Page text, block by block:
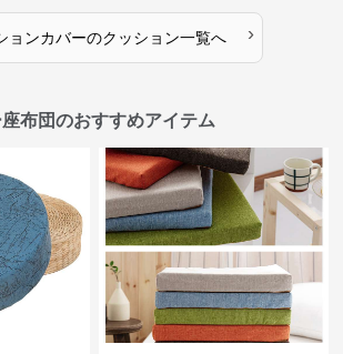
ョンカバーのクッション一覧へ ›
布団のおすすめアイテム